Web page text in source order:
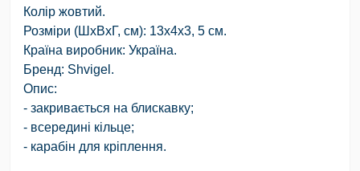
Колір жовтий.
Розміри (ШхВхГ, см): 13х4х3, 5 см.
Країна виробник: Україна.
Бренд: Shvigel.
Опис:
- закривається на блискавку;
- всередині кільце;
- карабін для кріплення.